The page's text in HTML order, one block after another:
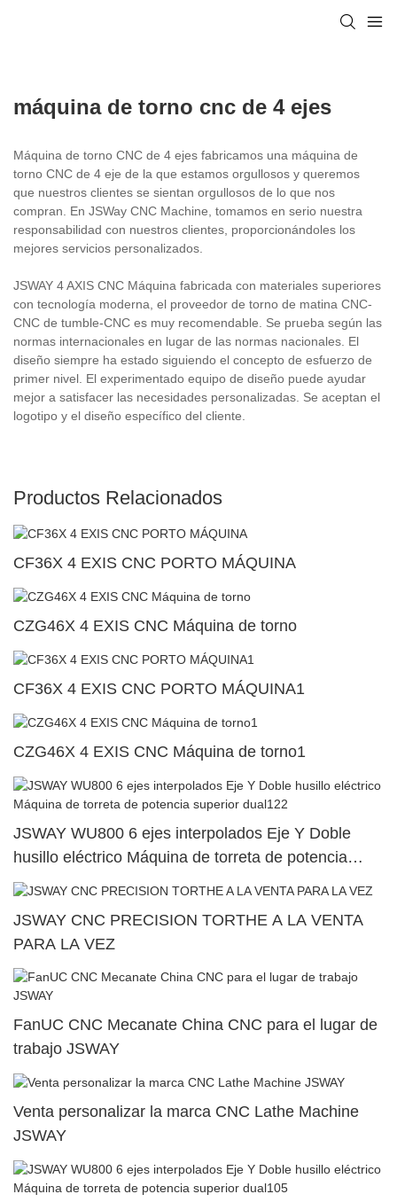
máquina de torno cnc de 4 ejes
Máquina de torno CNC de 4 ejes fabricamos una máquina de
torno CNC de 4 eje de la que estamos orgullosos y queremos
que nuestros clientes se sientan orgullosos de lo que nos
compran. En JSWay CNC Machine, tomamos en serio nuestra
responsabilidad con nuestros clientes, proporcionándoles los
mejores servicios personalizados.
JSWAY 4 AXIS CNC Máquina fabricada con materiales superiores
con tecnología moderna, el proveedor de torno de matina CNC-
CNC de tumble-CNC es muy recomendable. Se prueba según las
normas internacionales en lugar de las normas nacionales. El
diseño siempre ha estado siguiendo el concepto de esfuerzo de
primer nivel. El experimentado equipo de diseño puede ayudar
mejor a satisfacer las necesidades personalizadas. Se aceptan el
logotipo y el diseño específico del cliente.
Productos Relacionados
CF36X 4 EXIS CNC PORTO MÁQUINA
CZG46X 4 EXIS CNC Máquina de torno
CF36X 4 EXIS CNC PORTO MÁQUINA1
CZG46X 4 EXIS CNC Máquina de torno1
JSWAY WU800 6 ejes interpolados Eje Y Doble
husillo eléctrico Máquina de torreta de potencia
superior dual122
JSWAY CNC PRECISION TORTHE A LA VENTA
PARA LA VEZ
FanUC CNC Mecanate China CNC para el lugar de
trabajo JSWAY
Venta personalizar la marca CNC Lathe Machine
JSWAY